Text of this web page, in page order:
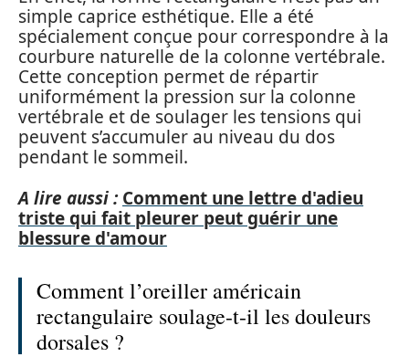
simple caprice esthétique. Elle a été
spécialement conçue pour correspondre à la
courbure naturelle de la colonne vertébrale.
Cette conception permet de répartir
uniformément la pression sur la colonne
vertébrale et de soulager les tensions qui
peuvent s’accumuler au niveau du dos
pendant le sommeil.
A lire aussi : Comment une lettre d'adieu
triste qui fait pleurer peut guérir une
blessure d'amour
Comment l’oreiller américain
rectangulaire soulage-t-il les douleurs
dorsales ?